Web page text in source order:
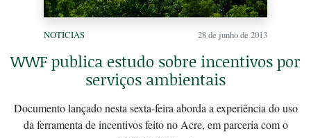
NOTÍCIAS 28 de junho de 2013
WWF publica estudo sobre incentivos por
serviços ambientais
Documento lançado nesta sexta-feira aborda a experiência do uso
da ferramenta de incentivos feito no Acre, em parceria com o